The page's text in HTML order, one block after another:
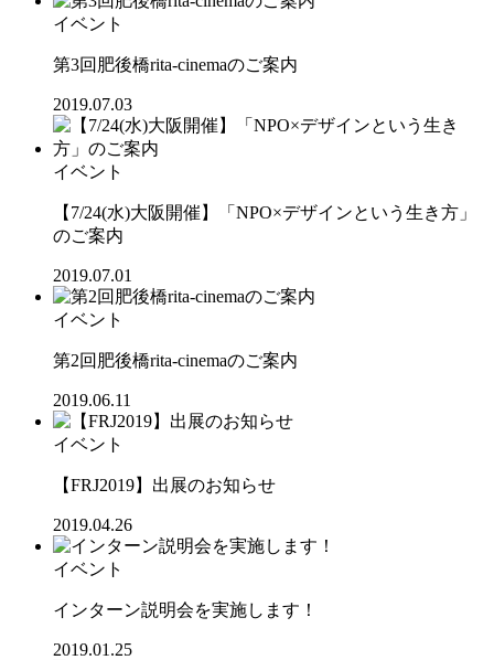
イベント
第3回肥後橋rita-cinemaのご案内
2019.07.03
イベント
【7/24(水)大阪開催】「NPO×デザインという生き方」
のご案内
2019.07.01
イベント
第2回肥後橋rita-cinemaのご案内
2019.06.11
イベント
【FRJ2019】出展のお知らせ
2019.04.26
イベント
インターン説明会を実施します！
2019.01.25